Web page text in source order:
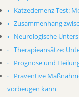
Katzedemenz Test:
Zusammenhang
Neurologische
Therapieansätze:
Prognose und
Präventive
vorbeugen kann